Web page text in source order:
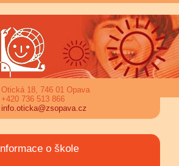
Otická 18, 746 01 Opava
+420 736 513 866
info.oticka@zsopava.cz
Informace o škole